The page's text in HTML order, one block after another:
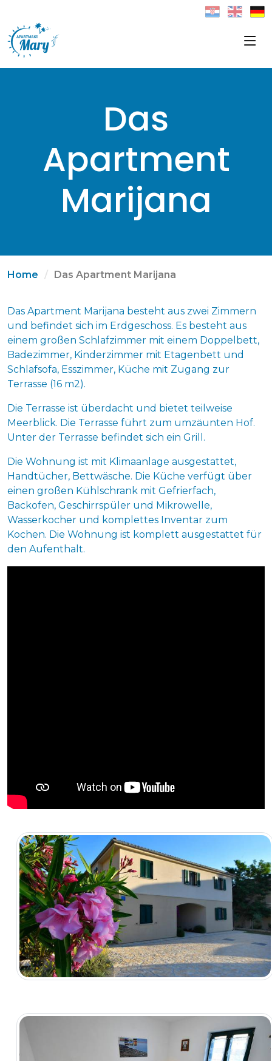
Das
Apartment
Marijana
Home Das Apartment Marijana
Das Apartment Marijana besteht aus zwei Zimmern
und befindet sich im Erdgeschoss. Es besteht aus
einem großen Schlafzimmer mit einem Doppelbett,
Badezimmer, Kinderzimmer mit Etagenbett und
Schlafsofa, Esszimmer, Küche mit Zugang zur
Terrasse (16 m2).
Die Terrasse ist überdacht und bietet teilweise
Meerblick. Die Terrasse führt zum umzäunten Hof.
Unter der Terrasse befindet sich ein Grill.
Die Wohnung ist mit Klimaanlage ausgestattet,
Handtücher, Bettwäsche. Die Küche verfügt über
einen großen Kühlschrank mit Gefrierfach,
Backofen, Geschirrspüler und Mikrowelle,
Wasserkocher und komplettes Inventar zum
Kochen. Die Wohnung ist komplett ausgestattet für
den Aufenthalt.